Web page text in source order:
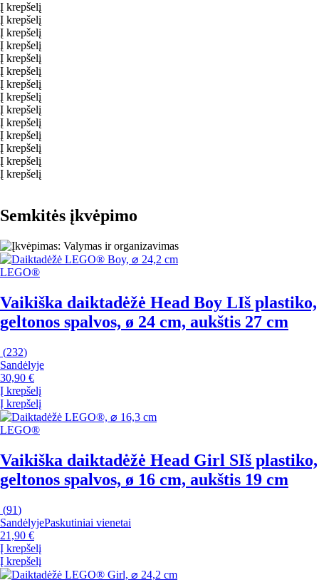
Į krepšelį
Į krepšelį
Į krepšelį
Į krepšelį
Į krepšelį
Į krepšelį
Į krepšelį
Į krepšelį
Į krepšelį
Į krepšelį
Į krepšelį
Į krepšelį
Į krepšelį
Į krepšelį
Semkitės įkvėpimo
LEGO®
Vaikiška daiktadėžė Head Boy LIš plastiko,
geltonos spalvos, ø 24 cm, aukštis 27 cm
(232)
Sandėlyje
30,90 €
Į krepšelį
Į krepšelį
LEGO®
Vaikiška daiktadėžė Head Girl SIš plastiko,
geltonos spalvos, ø 16 cm, aukštis 19 cm
(91)
SandėlyjePaskutiniai vienetai
21,90 €
Į krepšelį
Į krepšelį